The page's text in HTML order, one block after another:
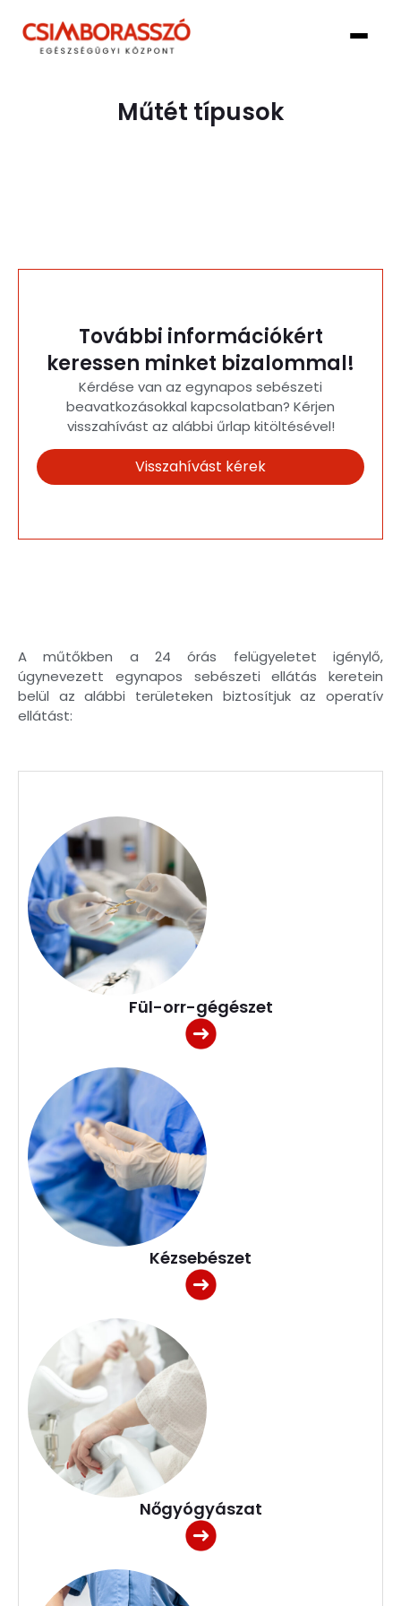
Műtét típusok
További információkért
keressen minket bizalommal!
Kérdése van az egynapos sebészeti
beavatkozásokkal kapcsolatban? Kérjen
visszahívást az alábbi űrlap kitöltésével!
Visszahívást kérek
A műtőkben a 24 órás felügyeletet igénylő,
úgynevezett egynapos sebészeti ellátás keretein
belül az alábbi területeken biztosítjuk az operatív
ellátást:
Fül-orr-gégészet
Kézsebészet
Nőgyógyászat